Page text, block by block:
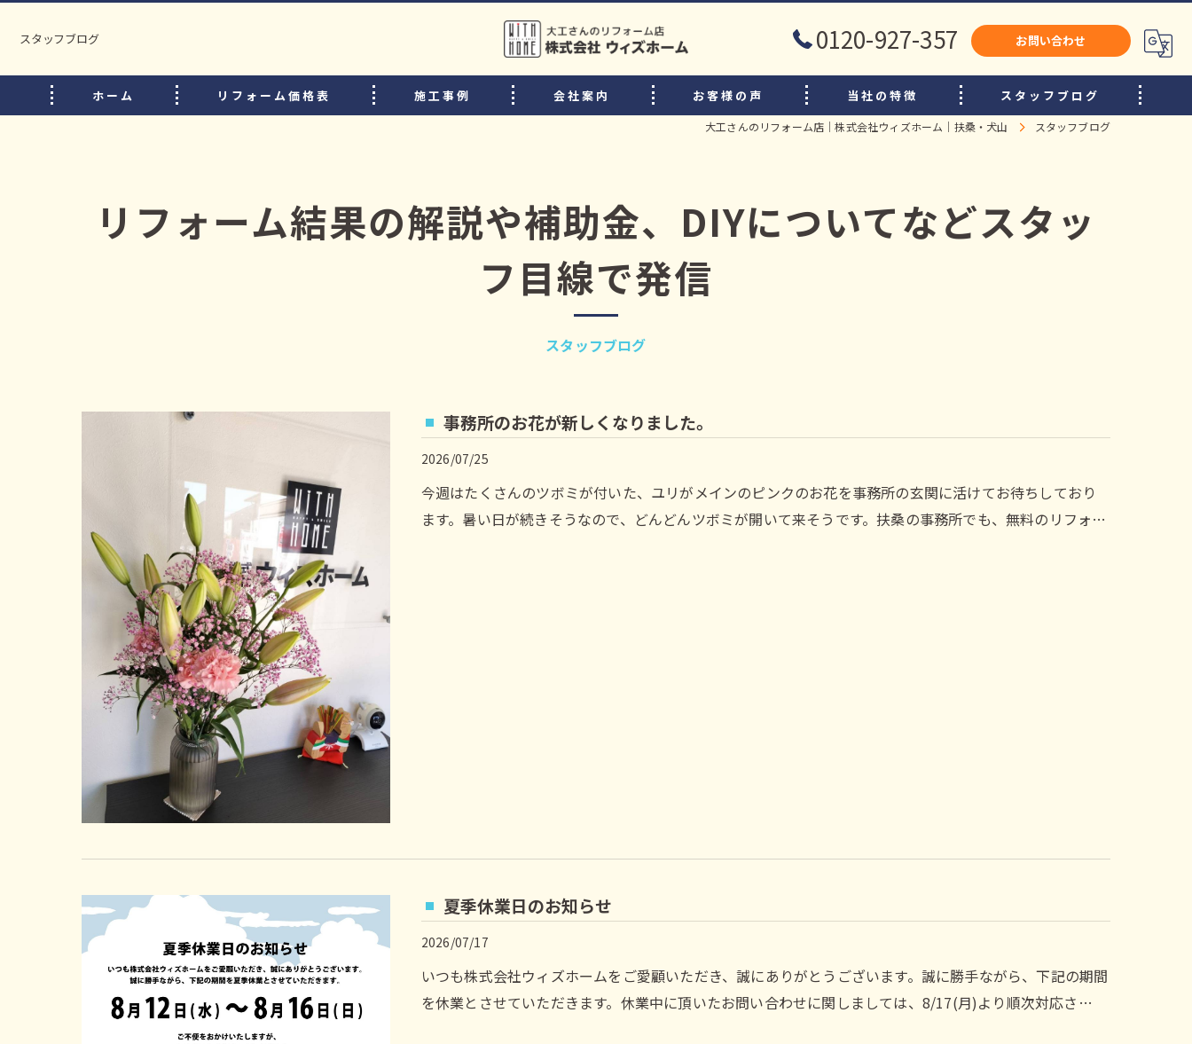
スタッフブログ 0120-927-357 お問い合わせ
ホーム リフォーム価格表 施工事例 会社案内
中古住宅購入後のリフォームのポイント
よくある質問
スタッフ・職人紹介
お客様の声 当社の特徴
犬山市のリフォーム
小牧市のリフォーム
スタッフブログ
大工さんのリフォーム店｜株式会社ウィズホーム｜扶桑・犬山 スタッフブログ
リフォーム結果の解説や補助金、DIYについてなどスタッ
フ目線で発信
スタッフブログ
事務所のお花が新しくなりました。
2026/07/25
今週はたくさんのツボミが付いた、ユリがメインのピンクのお花を事務所の玄関に活けてお待ちしており
ます。暑い日が続きそうなので、どんどんツボミが開いて来そうです。扶桑の事務所でも、無料のリフォ…
夏季休業日のお知らせ
2026/07/17
いつも株式会社ウィズホームをご愛顧いただき、誠にありがとうございます。誠に勝手ながら、下記の期間
を休業とさせていただきます。休業中に頂いたお問い合わせに関しましては、8/17(月)より順次対応さ…